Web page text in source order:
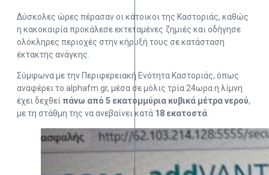
Δύσκολες ώρες πέρασαν οι κάτοικοι της Καστοριάς, καθώς
η κακοκαιρία προκάλεσε εκτεταμένες ζημιές και οδήγησε
ολόκληρες περιοχές στην κήρυξή τους σε κατάσταση
έκτακτης ανάγκης.
Σύμφωνα με την Περιφερειακή Ενότητα Καστοριάς, όπως
αναφέρει το alphafm.gr, μέσα σε μόλις τρία 24ωρα η λίμνη
έχει δεχθεί πάνω από 5 εκατομμύρια κυβικά μέτρα νερού,
με τη στάθμη της να ανεβαίνει κατά 18 εκατοστά